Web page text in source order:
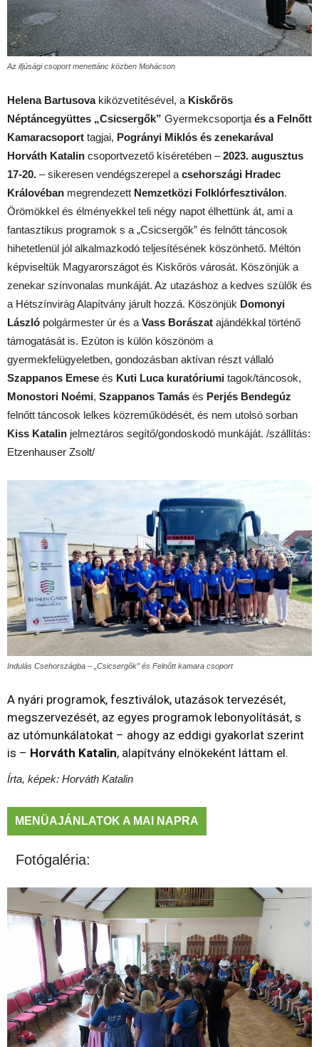
Az ifjúsági csoport menettánc közben Mohácson
Helena Bartusova kiközvetítésével, a Kiskőrös
Néptáncegyüttes „Csicsergők” Gyermekcsoportja és a Felnőtt
Kamaracsoport tagjai, Pogrányi Miklós és zenekarával
Horváth Katalin csoportvezető kíséretében –2023. augusztus
17-20. – sikeresen vendégszerepel a csehországi Hradec
Královéban megrendezett Nemzetközi Folklórfesztiválon.
Örömökkel és élményekkel teli négy napot élhettünk át, ami a
fantasztikus programok s a „Csicsergők” és felnőtt táncosok
hihetetlenül jól alkalmazkodó teljesítésének köszönhető. Méltón
képviseltük Magyarországot és Kiskőrös városát. Köszönjük a
zenekar színvonalas munkáját. Az utazáshoz a kedves szülők és
a Hétszínvirág Alapítvány járult hozzá. Köszönjük Domonyi
László polgármester úr és a Vass Borászat ajándékkal történő
támogatását is. Ezúton is külön köszönöm a
gyermekfelügyeletben, gondozásban aktívan részt vállaló
Szappanos Emese és Kuti Luca kuratóriumi tagok/táncosok,
Monostori Noémi, Szappanos Tamás és Perjés Bendegúz
felnőtt táncosok lelkes közreműködését, és nem utolsó sorban
Kiss Katalin jelmeztáros segítő/gondoskodó munkáját. /szállítás:
Etzenhauser Zsolt/
Indulás Csehországba – „Csicsergők” és Felnőtt kamara csoport
A nyári programok, fesztiválok, utazások tervezését,
megszervezését, az egyes programok lebonyolítását, s
az utómunkálatokat – ahogy az eddigi gyakorlat szerint
is – Horváth Katalin, alapítvány elnökeként láttam el.
Írta, képek: Horváth Katalin
MENÜAJÁNLATOK A MAI NAPRA
Fotógaléria: